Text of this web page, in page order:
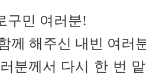
구민 여러분!
께 해주신 내빈 여러
분께서 다시 한 번